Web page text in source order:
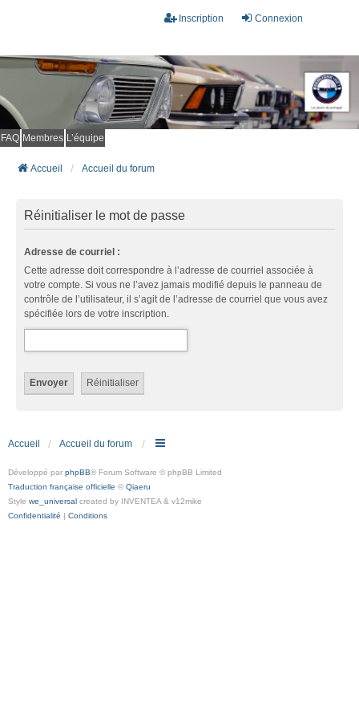
Connexion
Inscription
FAQ Membres L’équipe
Accueil Accueil du forum
Réinitialiser le mot de passe
Adresse de courriel :
Cette adresse doit correspondre à l’adresse de courriel associée à
votre compte. Si vous ne l’avez jamais modifié depuis le panneau de
contrôle de l’utilisateur, il s’agit de l’adresse de courriel que vous avez
spécifiée lors de votre inscription.
Accueil Accueil du forum
Développé par phpBB® Forum Software © phpBB Limited
Traduction française officielle © Qiaeru
Style we_universal created by INVENTEA & v12mike
Confidentialité | Conditions